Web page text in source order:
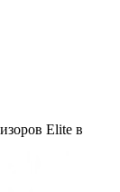
Elite в